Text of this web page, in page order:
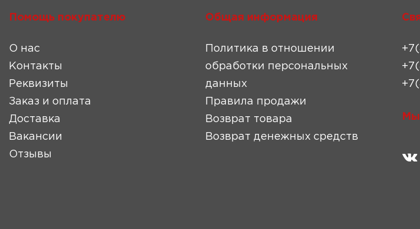
Помощь покупателю
О нас
Контакты
Реквизиты
Заказ и оплата
Доставка
Вакансии
Отзывы
Общая информация
Политика в отношении
обработки персональных
данных
Правила продажи
Возврат товара
Возврат денежных средств
Мы